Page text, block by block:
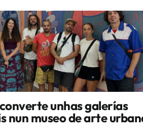
unhas galerías
nun museo de arte